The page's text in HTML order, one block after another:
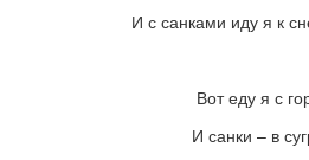
И с санками иду я к
Вот еду я с
И санки – в